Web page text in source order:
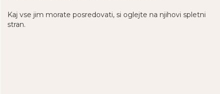
Kaj vse jim morate posredovati, si oglejte na njihovi spletni
stran.